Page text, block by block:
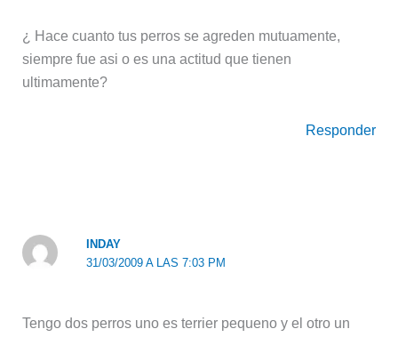
¿ Hace cuanto tus perros se agreden mutuamente,
siempre fue asi o es una actitud que tienen
ultimamente?
Responder
INDAY
31/03/2009 A LAS 7:03 PM
Tengo dos perros uno es terrier pequeno y el otro un